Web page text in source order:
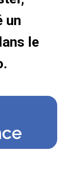
un
le